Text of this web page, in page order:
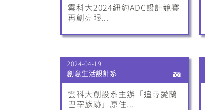
雲科大2024紐約ADC設計競賽
再創亮眼...
2024-04-19
創意生活設計系
雲科大創設系主辦「追尋愛蘭
巴宰族跡」原住...